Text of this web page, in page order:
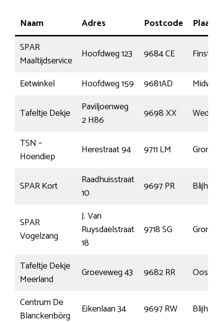
Naam Adres Postcode
Plaats
SPAR
Maaltijdservice
Hoofdweg 123 9684 CE
Eetwinkel
Hoofdweg 159 9681AD
Tafeltje Dekje
Paviljoenweg
2 H86
9698 XX
Wedde
TSN –
Hoendiep
Herestraat 94 9711 LM
SPAR Kort
Raadhuisstraat
10
9697 PR Blijham
SPAR
Vogelzang
J. Van
Ruysdaelstraat
18
9718 SG
Tafeltje Dekje
Meerland
Groeveweg 43 9682 RR
Centrum De
Blanckenbörg
Eikenlaan 34 9697 RW Blijham